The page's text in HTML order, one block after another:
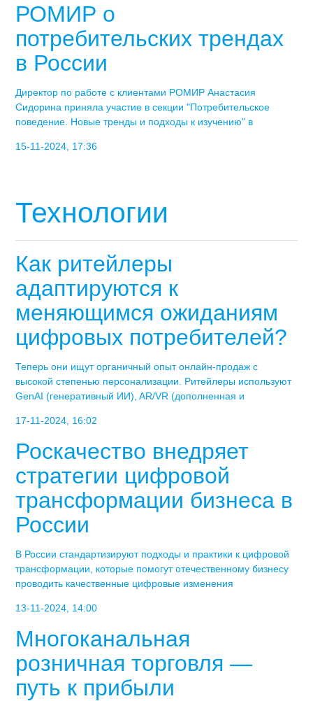
РОМИР о
потребительских трендах
в России
Директор по работе с клиентами РОМИР Анастасия
Сидорина приняла участие в секции "Потребительское
поведение. Новые тренды и подходы к изучению" в
15-11-2024, 17:36
Технологии
Как ритейлеры
адаптируются к
меняющимся ожиданиям
цифровых потребителей?
Теперь они ищут органичный опыт онлайн-продаж с
высокой степенью персонализации. Ритейлеры используют
GenAI (генеративный ИИ), AR/VR (дополненная и
17-11-2024, 16:02
Роскачество внедряет
стратегии цифровой
трансформации бизнеса в
России
В России стандартизируют подходы и практики к цифровой
трансформации, которые помогут отечественному бизнесу
проводить качественные цифровые изменения
13-11-2024, 14:00
Многоканальная
розничная торговля —
путь к прибыли